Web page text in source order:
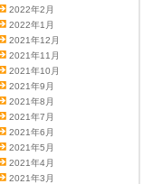
2022年2月
2022年1月
2021年12月
2021年11月
2021年10月
2021年9月
2021年8月
2021年7月
2021年6月
2021年5月
2021年4月
2021年3月